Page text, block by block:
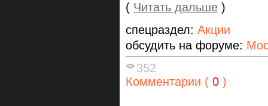
( Читать дальше )
спецраздел: Акции
обсудить на форуме:
352
Комментарии ( 0 )